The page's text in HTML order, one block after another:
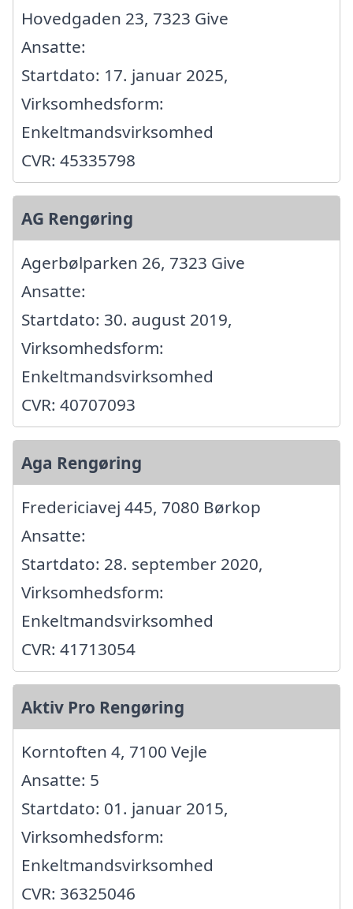
Hovedgaden 23, 7323 Give
Ansatte:
Startdato: 17. januar 2025,
Virksomhedsform:
Enkeltmandsvirksomhed
CVR: 45335798
AG Rengøring
Agerbølparken 26, 7323 Give
Ansatte:
Startdato: 30. august 2019,
Virksomhedsform:
Enkeltmandsvirksomhed
CVR: 40707093
Aga Rengøring
Fredericiavej 445, 7080 Børkop
Ansatte:
Startdato: 28. september 2020,
Virksomhedsform:
Enkeltmandsvirksomhed
CVR: 41713054
Aktiv Pro Rengøring
Korntoften 4, 7100 Vejle
Ansatte: 5
Startdato: 01. januar 2015,
Virksomhedsform:
Enkeltmandsvirksomhed
CVR: 36325046